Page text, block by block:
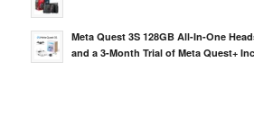
Meta Quest 3S 128GB All-In-One
and a 3-Month Trial of Meta Quest+